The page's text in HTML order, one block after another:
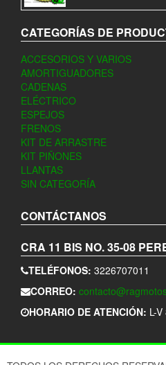
CATEGORÍAS DE
ACCESORIOS Y VARIOS
AMORTIGUADORES
CADENAS
ELÉCTRICO
ESPEJOS
FRENOS
KIT DE ARRASTRE
KIT PIÑONES
LLANTAS
SIN CATEGORÍA
CONTÁCTANOS
CRA 11 BIS NO. 35-08
TELÉFONOS: 3226707011
CORREO:
HORARIO DE ATENCIÓN: L-